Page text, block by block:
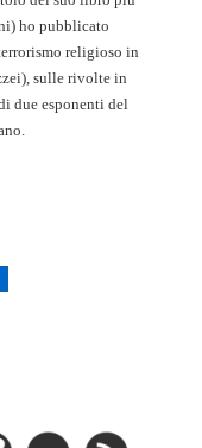
ho pubblicato
religioso in
sulle rivolte in
due esponenti del